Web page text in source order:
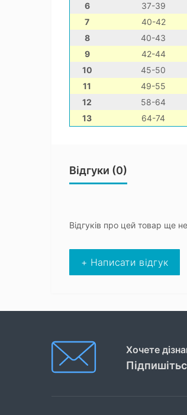
6
37-39
7
40-42
8
40-43
9
42-44
10
45-50
11
49-55
12
58-64
13
64-74
Відгуки (0)
Відгуків про цей товар ще
+ Написати відгук
Хочете